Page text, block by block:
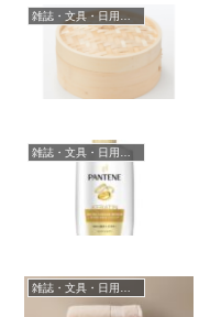
雑誌・文具・日用品・インテリア